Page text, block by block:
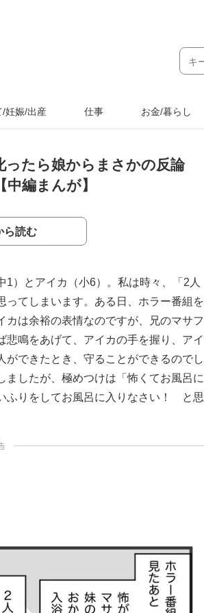
/妊娠/出産 仕事 お金/暮らし
ったら娘からまさかの反論
編まんが】
ら読む
1）とアイカ（小6）。私は時々、「2人
てしまいます。ある日、ホラー番組を
カは余裕の表情なのですが、兄のマサフ
悲鳴をあげて、アイカの手を握り、アイ
ができたとき、守ることができるのでし
ましたが、極めつけは「怖くてお風呂に
ふりをしてお風呂に入りなさい！ と思